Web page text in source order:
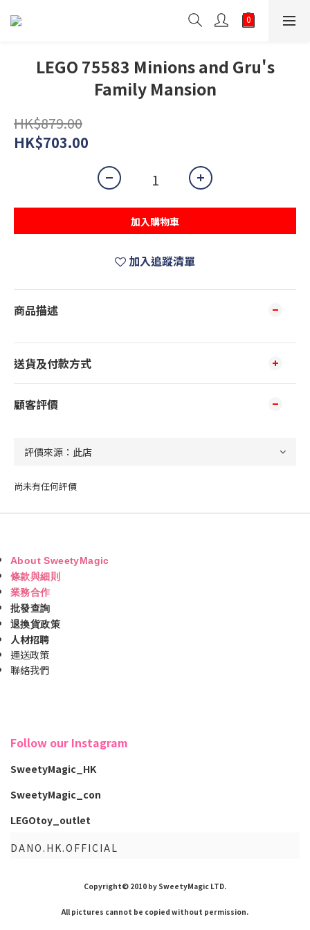
LEGO 75583 Minions and Gru's
Family Mansion
HK$879.00
HK$703.00
加入購物車
加入追蹤清單
商品描述
送貨及付款方式
顧客評價
尚未有任何評價
About SweetyMagic
條款與細則
業務合作
批發查詢
退換貨政策
人材招聘
運送政策
聯絡我們
Follow our Instagram
SweetyMagic_HK
SweetyMagic_con
LEGOtoy_outlet
DANO.HK.OFFICIAL
Copyright© 2010 by SweetyMagic LTD.
All pictures cannot be copied without permission.